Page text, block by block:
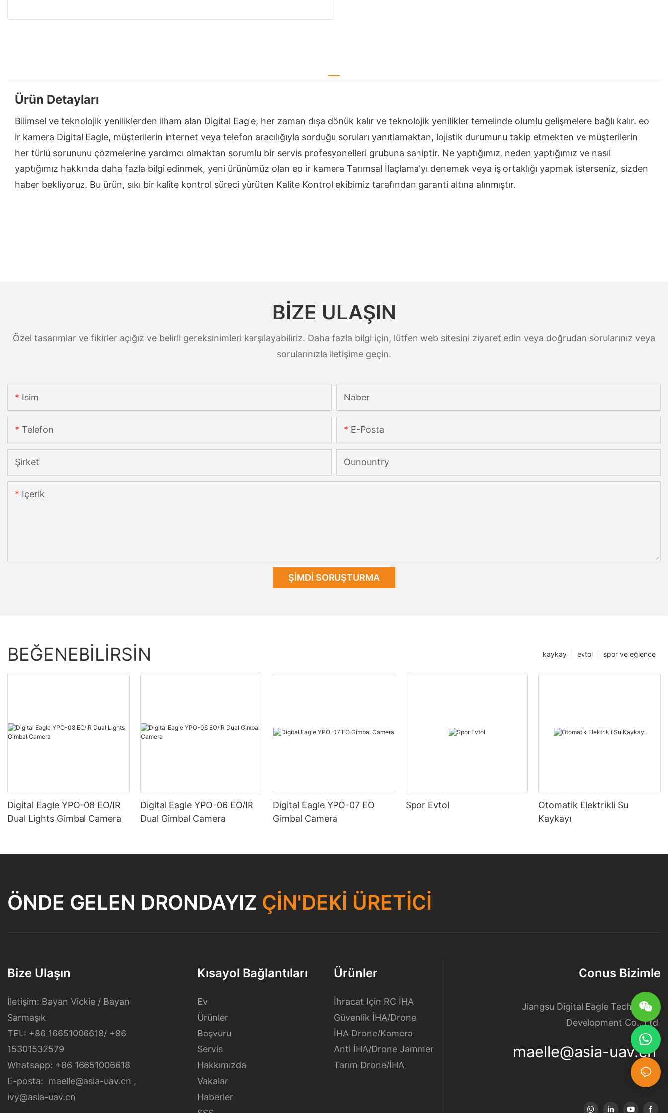
Ürün Detayları
Bilimsel ve teknolojik yeniliklerden ilham alan Digital Eagle, her zaman dışa dönük kalır ve teknolojik yenilikler temelinde olumlu gelişmelere bağlı kalır. eo
ir kamera Digital Eagle, müşterilerin internet veya telefon aracılığıyla sorduğu soruları yanıtlamaktan, lojistik durumunu takip etmekten ve müşterilerin
her türlü sorununu çözmelerine yardımcı olmaktan sorumlu bir servis profesyonelleri grubuna sahiptir. Ne yaptığımız, neden yaptığımız ve nasıl
yaptığımız hakkında daha fazla bilgi edinmek, yeni ürünümüz olan eo ir kamera Tarımsal İlaçlama'yı denemek veya iş ortaklığı yapmak isterseniz, sizden
haber bekliyoruz. Bu ürün, sıkı bir kalite kontrol süreci yürüten Kalite Kontrol ekibimiz tarafından garanti altına alınmıştır.
BIZE ULAŞIN
Özel tasarımlar ve fikirler açığız ve belirli gereksinimleri karşılayabiliriz. Daha fazla bilgi için, lütfen web sitesini ziyaret edin veya doğrudan sorularınız veya
sorularınızla iletişime geçin.
Isim Naber
Telefon E-Posta
Şirket Ounountry
Içerik
ŞIMDI SORUŞTURMA
BEĞENEBILIRSIN spor ve eğlence
evtol
kaykay
Digital Eagle YPO-08 EO/IR
Dual Lights Gimbal Camera
Digital Eagle YPO-06 EO/IR
Dual Gimbal Camera
Digital Eagle YPO-07 EO
Gimbal Camera
Spor Evtol
Otomatik Elektrikli Su
Kaykayı
ÖNDE GELEN DRONDAYIZ ÇIN'DEKI ÜRETICI
Bize Ulaşın
İletişim: Bayan Vickie / Bayan
Sarmaşık
TEL: +86 16651006618/ +86
15301532579
Whatsapp: +86 16651006618
E-posta: maelle@asia-uav.cn ,
ivy@asia-uav.cn
Kısayol Bağlantıları
Ev
Ürünler
Başvuru
Servis
Hakkımızda
Vakalar
Haberler
Ürünler
İhracat Için RC İHA
Güvenlik İHA/Drone
İHA Drone/kamera
Anti İHA/Drone Jammer
Tarım Drone/İHA
Conus Bizimle
Jiangsu Digital Eagle Technology
Development Co., Ltd
maelle@asia-uav.cn